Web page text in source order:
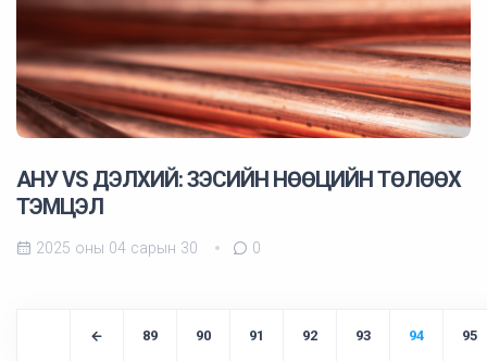
АНУ VS ДЭЛХИЙ: ЗЭСИЙН НӨӨЦИЙН ТӨЛӨӨХ
ТЭМЦЭЛ
2025 оны 04 сарын 30 0
89 90 91 92 93 94 95